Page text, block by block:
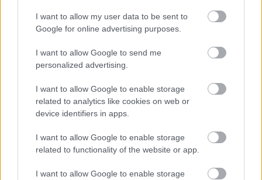
I want to allow my user data to be sent to
Google for online advertising purposes.
I want to allow Google to send me
personalized advertising.
I want to allow Google to enable storage
related to analytics like cookies on web or
device identifiers in apps.
I want to allow Google to enable storage
related to functionality of the website or app.
I want to allow Google to enable storage
Azt hisszük, értjük, de valójában
fogalmunk sincs. Ben Vida: Oblivion
Seekers (lemezkritika)